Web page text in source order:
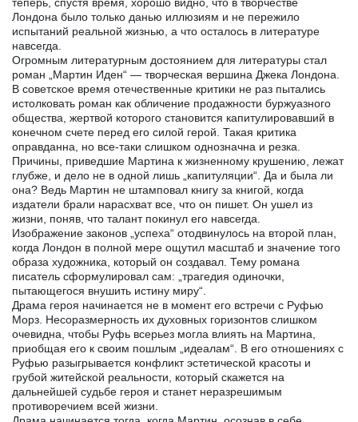
Лондона было только данью иллюзиям и не пережило
испытаний реальной жизнью, а что осталось в литературе
навсегда.
Огромным литературным достоянием для литературы стал
роман „Мартин Иден“ — творческая вершина Джека Лондона.
В советское время отечественные критики не раз пытались
истолковать роман как обличение продажности буржуазного
общества, жертвой которого становится капитулировавший в
конечном счете перед его силой герой. Такая критика
оправданна, но все-таки слишком однозначна и резка.
Причины, приведшие Мартина к жизненному крушению, лежат
глубже, и дело не в одной лишь „капитуляции“. Да и была ли
она? Ведь Мартин не штамповал книгу за книгой, когда
издатели брали нарасхват все, что он пишет. Он ушел из
жизни, поняв, что талант покинул его навсегда.
Изображение законов „успеха“ отодвинулось на второй план,
когда Лондон в полной мере ощутил масштаб и значение того
образа художника, который он создавал. Тему романа
писатель сформулировал сам: „трагедия одиночки,
пытающегося внушить истину миру“.
Драма героя начинается не в момент его встречи с Руфью
Морз. Несоразмерность их духовных горизонтов слишком
очевидна, чтобы Руфь всерьез могла влиять на Мартина,
приобщая его к своим пошлым „идеалам“. В его отношениях с
Руфью разыгрывается конфликт эстетической красоты и
грубой житейской реальности, который скажется на
дальнейшей судьбе героя и станет неразрешимым
противоречием всей жизни.